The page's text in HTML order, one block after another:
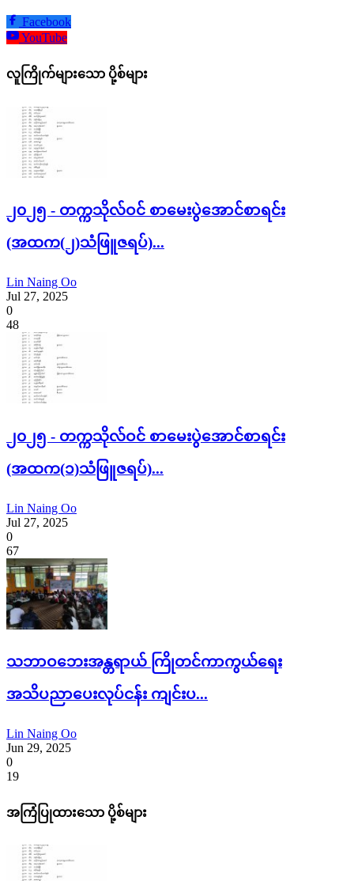
Facebook
YouTube
လူကြိုက်များသော ပို့စ်များ
၂၀၂၅ - တက္ကသိုလ်ဝင် စာမေးပွဲအောင်စာရင်း
(အထက(၂)သံဖြူဇရပ်)...
Lin Naing Oo
Jul 27, 2025
0
48
၂၀၂၅ - တက္ကသိုလ်ဝင် စာမေးပွဲအောင်စာရင်း
(အထက(၁)သံဖြူဇရပ်)...
Lin Naing Oo
Jul 27, 2025
0
67
သဘာဝဘေးအန္တရာယ် ကြိုတင်ကာကွယ်ရေး
အသိပညာပေးလုပ်ငန်း ကျင်းပ...
Lin Naing Oo
Jun 29, 2025
0
19
အကြံပြုထားသော ပို့စ်များ